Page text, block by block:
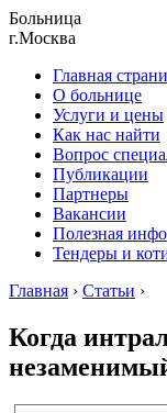
Больница
г.Москва
Главная
О больнице
Услуги и цены
Как нас найти
Вопрос
Публикации
Партнеры
Вакансии
Полезная
Тендеры и
Главная › Статьи ›
Когда